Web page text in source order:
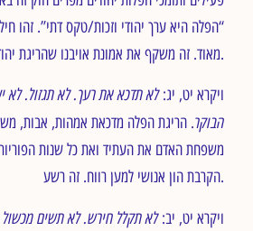
“הפלה היא ערך יהודי וזכות/טקס דתי”. זהו
מאוד. זה משקף את אמונת אויבנו שהריגת יהודים היא חובה דתית.
ויקרא יט, יג:לא תדכא את רעך. לא תגזול. לא
הבוקר. הריגת הפלה מדכאת אמהות, אבות,
משפחת האדם את העתיד ואת כל שנות
הקרבת הון אנושי למען רווח. זה רשע.
ויקרא יט, יב:לא תקלל חירש. לא תשים מכשול